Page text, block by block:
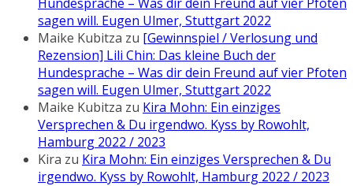
sagen will. Eugen Ulmer, Stuttgart 2022
Maike Kubitza zu [Gewinnspiel / Verlosung und
Rezension] Lili Chin: Das kleine Buch der
Hundesprache – Was dir dein Freund auf vier Pfoten
sagen will. Eugen Ulmer, Stuttgart 2022
Maike Kubitza zu Kira Mohn: Ein einziges
Versprechen & Du irgendwo. Kyss by Rowohlt,
Hamburg 2022 / 2023
Kira zu Kira Mohn: Ein einziges Versprechen & Du
irgendwo. Kyss by Rowohlt, Hamburg 2022 / 2023